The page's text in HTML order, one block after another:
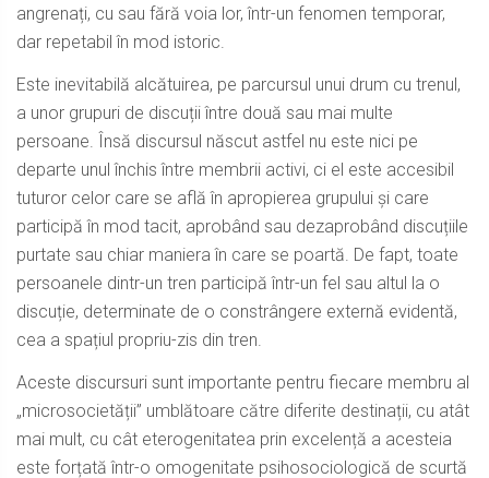
angrenați, cu sau fără voia lor, într-un fenomen temporar,
dar repetabil în mod istoric.
Este inevitabilă alcătuirea, pe parcursul unui drum cu trenul,
a unor grupuri de discuții între două sau mai multe
persoane. Însă discursul născut astfel nu este nici pe
departe unul închis între membrii activi, ci el este accesibil
tuturor celor care se află în apropierea grupului și care
participă în mod tacit, aprobând sau dezaprobând discuțiile
purtate sau chiar maniera în care se poartă. De fapt, toate
persoanele dintr-un tren participă într-un fel sau altul la o
discuție, determinate de o constrângere externă evidentă,
cea a spațiul propriu-zis din tren.
Aceste discursuri sunt importante pentru fiecare membru al
„microsocietății” umblătoare către diferite destinații, cu atât
mai mult, cu cât eterogenitatea prin excelență a acesteia
este forțată într-o omogenitate psihosociologică de scurtă